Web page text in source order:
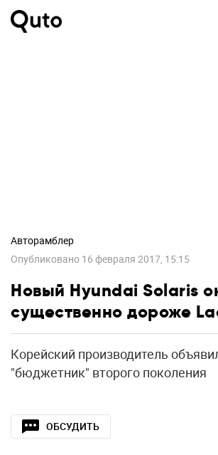
Авторамблер
Опубликовано 16 февраля 2017, 15:15
Новый Hyundai Solaris
существенно дороже
Корейский производитель
"бюджетник" второго поколения
ОБСУДИТЬ